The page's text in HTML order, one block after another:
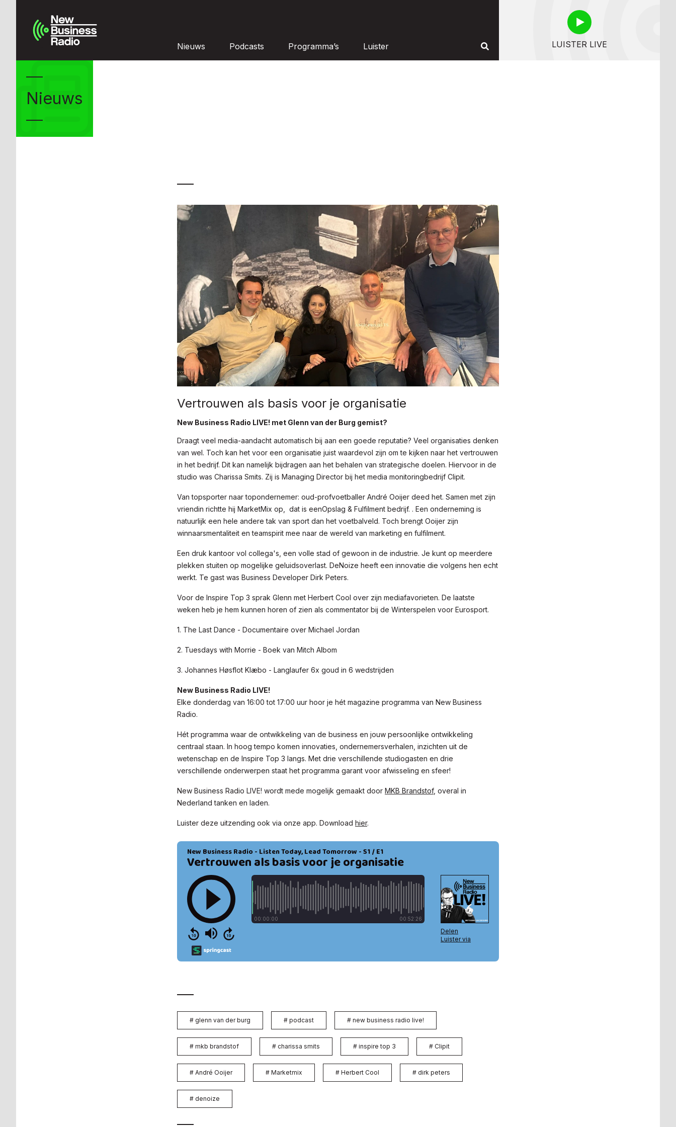
Nieuws Podcasts Programma’s Luister LUISTER LIVE
Nieuws
Vertrouwen als basis voor je organisatie
New Business Radio LIVE! met Glenn van der Burg gemist?
Draagt veel media-aandacht automatisch bij aan een goede reputatie? Veel organisaties denken
van wel. Toch kan het voor een organisatie juist waardevol zijn om te kijken naar het vertrouwen
in het bedrijf. Dit kan namelijk bijdragen aan het behalen van strategische doelen. Hiervoor in de
studio was Charissa Smits. Zij is Managing Director bij het media monitoringbedrijf Clipit.
Van topsporter naar topondernemer: oud-profvoetballer André Ooijer deed het. Samen met zijn
vriendin richtte hij MarketMix op, dat is eenOpslag & Fulfilment bedrijf. . Een onderneming is
natuurlijk een hele andere tak van sport dan het voetbalveld. Toch brengt Ooijer zijn
winnaarsmentaliteit en teamspirit mee naar de wereld van marketing en fulfilment.
Een druk kantoor vol collega's, een volle stad of gewoon in de industrie. Je kunt op meerdere
plekken stuiten op mogelijke geluidsoverlast. DeNoize heeft een innovatie die volgens hen echt
werkt. Te gast was Business Developer Dirk Peters.
Voor de Inspire Top 3 sprak Glenn met Herbert Cool over zijn mediafavorieten. De laatste
weken heb je hem kunnen horen of zien als commentator bij de Winterspelen voor Eurosport.
1. The Last Dance - Documentaire over Michael Jordan
2. Tuesdays with Morrie - Boek van Mitch Albom
3. Johannes Høsflot Klæbo - Langlaufer 6x goud in 6 wedstrijden
New Business Radio LIVE!
Elke donderdag van 16:00 tot 17:00 uur hoor je hét magazine programma van New Business
Radio.
Hét programma waar de ontwikkeling van de business en jouw persoonlijke ontwikkeling
centraal staan. In hoog tempo komen innovaties, ondernemersverhalen, inzichten uit de
wetenschap en de Inspire Top 3 langs. Met drie verschillende studiogasten en drie
verschillende onderwerpen staat het programma garant voor afwisseling en sfeer!
New Business Radio LIVE! wordt mede mogelijk gemaakt door MKB Brandstof, overal in
Nederland tanken en laden.
Luister deze uitzending ook via onze app. Download hier.
# glenn van der burg # podcast # new business radio live!
# mkb brandstof # charissa smits # inspire top 3 # Clipit
# André Ooijer # Marketmix # Herbert Cool # dirk peters
# denoize